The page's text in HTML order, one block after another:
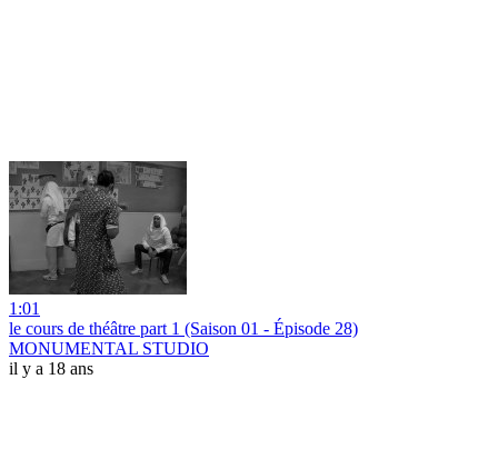
1:01
le cours de théâtre part 1 (Saison 01 - Épisode 28)
MONUMENTAL STUDIO
il y a 18 ans